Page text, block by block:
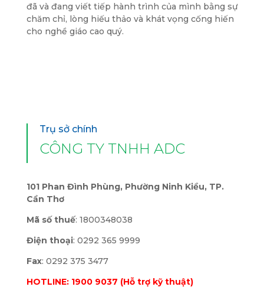
đã và đang viết tiếp hành trình của mình bằng sự
chăm chỉ, lòng hiếu thảo và khát vọng cống hiến
cho nghề giáo cao quý.
Trụ sở chính
CÔNG TY TNHH ADC
101 Phan Đình Phùng, Phường Ninh Kiều, TP.
Cần Thơ
Mã số thuế: 1800348038
Điện thoại: 0292 365 9999
Fax: 0292 375 3477
HOTLINE: 1900 9037 (Hỗ trợ kỹ thuật)